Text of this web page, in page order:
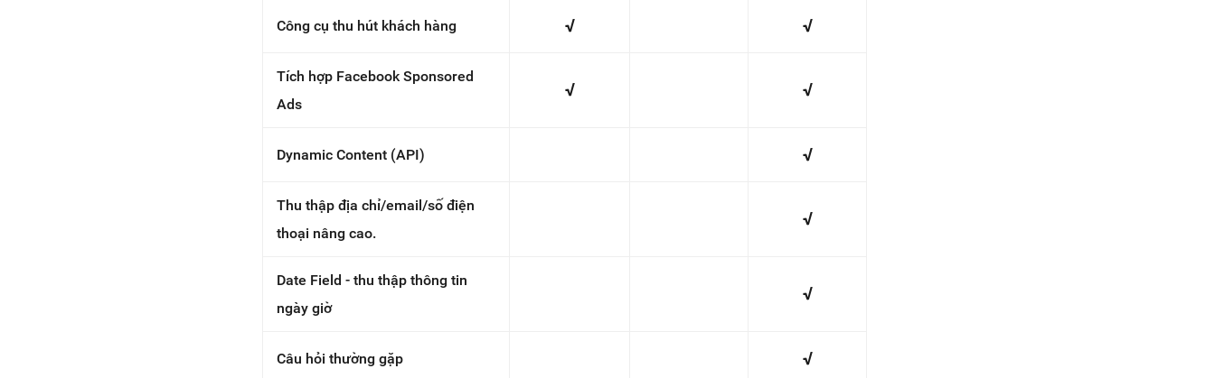
Công cụ thu hút khách hàng √ √
Tích hợp Facebook Sponsored
Ads
√ √
Dynamic Content (API) √
Thu thập địa chỉ/email/số điện
thoại nâng cao.
√
Date Field - thu thập thông tin
ngày giờ
√
Câu hỏi thường gặp √